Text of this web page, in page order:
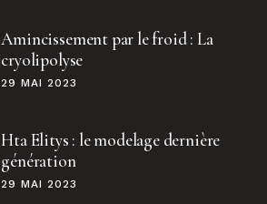
Amincissement par le froid : La
cryolipolyse
29 MAI 2023
Hta Elitys : le modelage dernière
génération
29 MAI 2023